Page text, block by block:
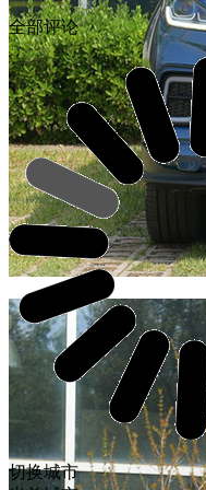
全部评论
切换城市